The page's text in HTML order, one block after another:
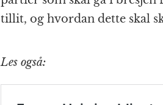
tillit, og hvordan dette skal
Les også: